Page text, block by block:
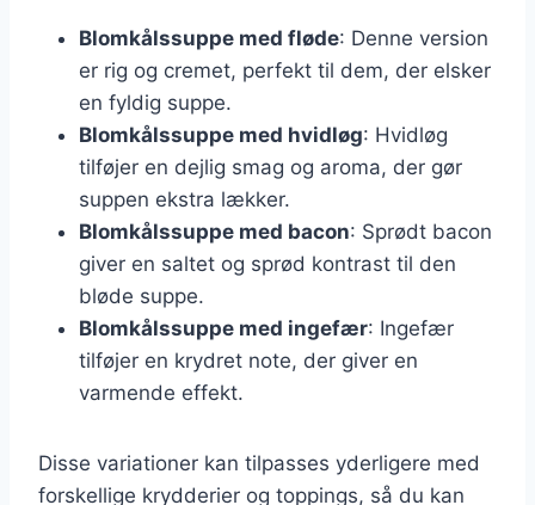
Blomkålssuppe med fløde: Denne version
er rig og cremet, perfekt til dem, der elsker
en fyldig suppe.
Blomkålssuppe med hvidløg: Hvidløg
tilføjer en dejlig smag og aroma, der gør
suppen ekstra lækker.
Blomkålssuppe med bacon: Sprødt bacon
giver en saltet og sprød kontrast til den
bløde suppe.
Blomkålssuppe med ingefær: Ingefær
tilføjer en krydret note, der giver en
varmende effekt.
Disse variationer kan tilpasses yderligere med
forskellige krydderier og toppings, så du kan